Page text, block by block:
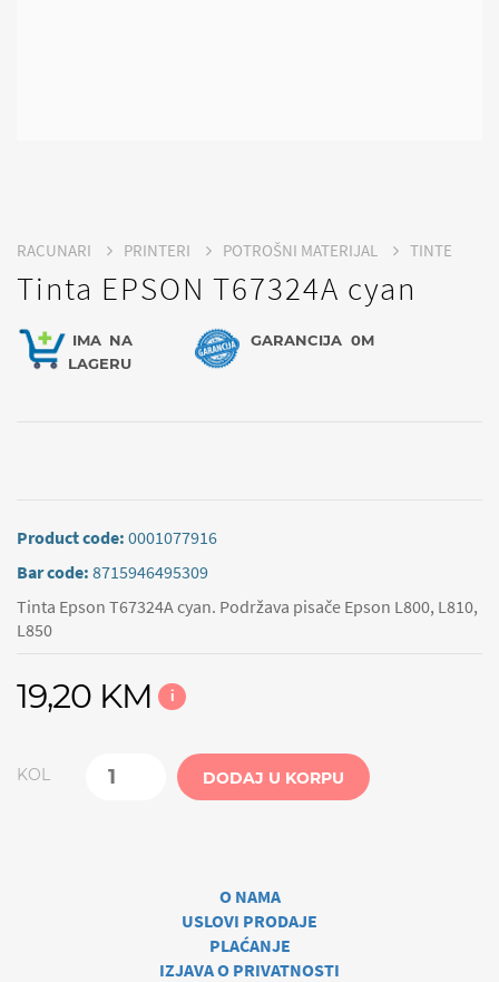
RACUNARI PRINTERI POTROŠNI MATERIJAL TINTE
Tinta EPSON T67324A cyan
IMA NA
LAGERU
GARANCIJA 0M
Product code: 0001077916
Bar code: 8715946495309
Tinta Epson T67324A cyan. Podržava pisače Epson L800, L810,
L850
19,20 KM i
KOL DODAJ U KORPU
O NAMA
USLOVI PRODAJE
PLAĆANJE
IZJAVA O PRIVATNOSTI